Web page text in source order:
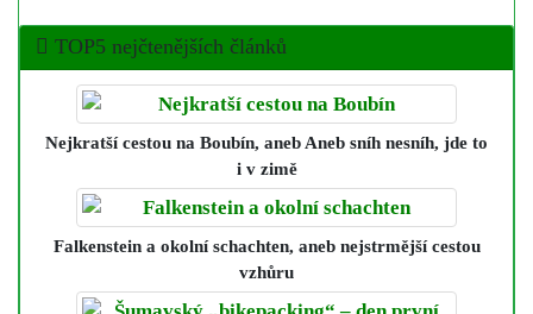
TOP5 nejčtenějších článků
Nejkratší cestou na Boubín, aneb Aneb sníh nesníh, jde to
i v zimě
Falkenstein a okolní schachten, aneb nejstrmější cestou
vzhůru